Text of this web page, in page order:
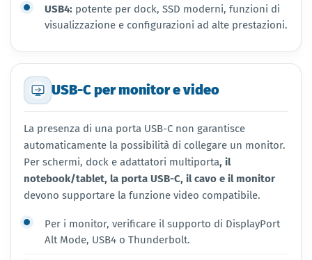
USB4: potente per dock, SSD moderni, funzioni di
visualizzazione e configurazioni ad alte prestazioni.
USB-C per monitor e video
La presenza di una porta USB-C non garantisce
automaticamente la possibilità di collegare un monitor.
Per schermi, dock e adattatori multiporta, il
notebook/tablet, la porta USB-C, il cavo e il monitor
devono supportare la funzione video compatibile.
Per i monitor, verificare il supporto di DisplayPort
Alt Mode, USB4 o Thunderbolt.